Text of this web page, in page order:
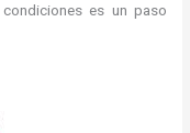
es un paso